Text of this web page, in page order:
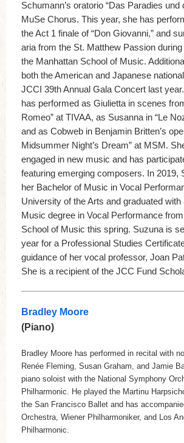
Schumann’s oratorio “Das Paradies und
MuSe Chorus. This year, she has
the Act 1 finale of “Don Giovanni,” and
aria from the St. Matthew Passion
the Manhattan School of Music.
both the American and Japanese
JCCI 39th Annual Gala Concert last
has performed as Giulietta in scenes
Romeo” at TIVAA, as Susanna in “Le
and as Cobweb in Benjamin Britten’s
Midsummer Night’s Dream” at MSM.
engaged in new music and has
featuring emerging composers. In 2019,
her Bachelor of Music in Vocal
University of the Arts and graduated
Music degree in Vocal Performance
School of Music this spring. Suzuna is
year for a Professional Studies
guidance of her vocal professor, Joan
She is a recipient of the JCC Fund
Bradley Moore
(Piano)
Bradley Moore has performed in recital with
Renée Fleming, Susan Graham, and Jamie
piano soloist with the National Symphony
Philharmonic. He played the Martinu
the San Francisco Ballet and has
Orchestra, Wiener Philharmoniker, and Los
Philharmonic.